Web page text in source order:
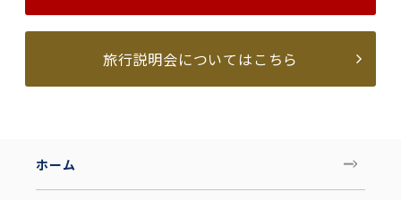
旅行説明会についてはこちら
ホーム